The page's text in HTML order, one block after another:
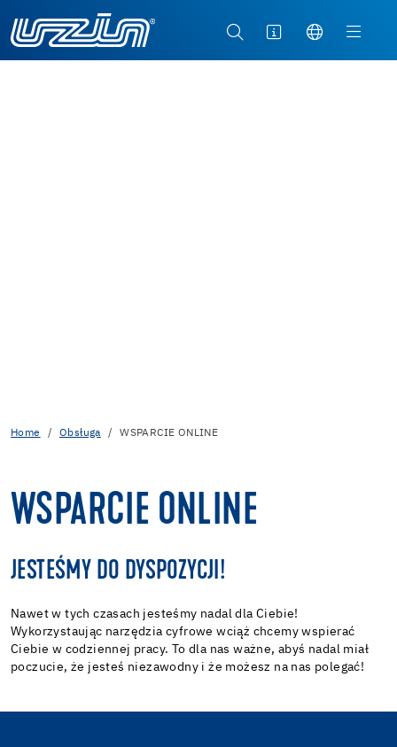
Home Obsługa WSPARCIE ONLINE
WSPARCIE ONLINE
JESTEŚMY DO DYSPOZYCJI!
Nawet w tych czasach jesteśmy nadal dla Ciebie!
Wykorzystaując narzędzia cyfrowe wciąż chcemy wspierać
Ciebie w codziennej pracy. To dla nas ważne, abyś nadal miał
poczucie, że jesteś niezawodny i że możesz na nas polegać!